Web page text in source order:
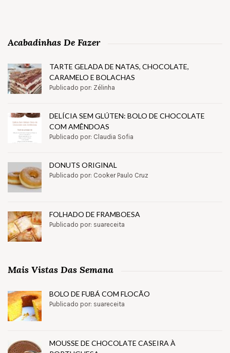
Acabadinhas De Fazer
TARTE GELADA DE NATAS, CHOCOLATE,
CARAMELO E BOLACHAS
Publicado por: Zélinha
DELÍCIA SEM GLÚTEN: BOLO DE CHOCOLATE
COM AMÊNDOAS
Publicado por: Claudia Sofia
DONUTS ORIGINAL
Publicado por: Cooker Paulo Cruz
FOLHADO DE FRAMBOESA
Publicado por: suareceita
Mais Vistas Das Semana
BOLO DE FUBÁ COM FLOCÃO
Publicado por: suareceita
MOUSSE DE CHOCOLATE CASEIRA À